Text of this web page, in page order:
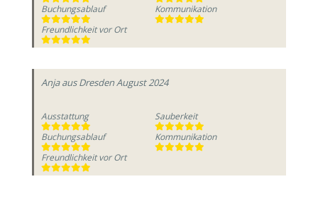
Buchungsablauf
Kommunikation
Freundlichkeit vor Ort
Anjaaus DresdenAugust 2024
Ausstattung
Sauberkeit
Buchungsablauf
Kommunikation
Freundlichkeit vor Ort